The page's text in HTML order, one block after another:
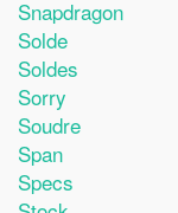
Snapdragon
Solde
Soldes
Sorry
Soudre
Span
Specs